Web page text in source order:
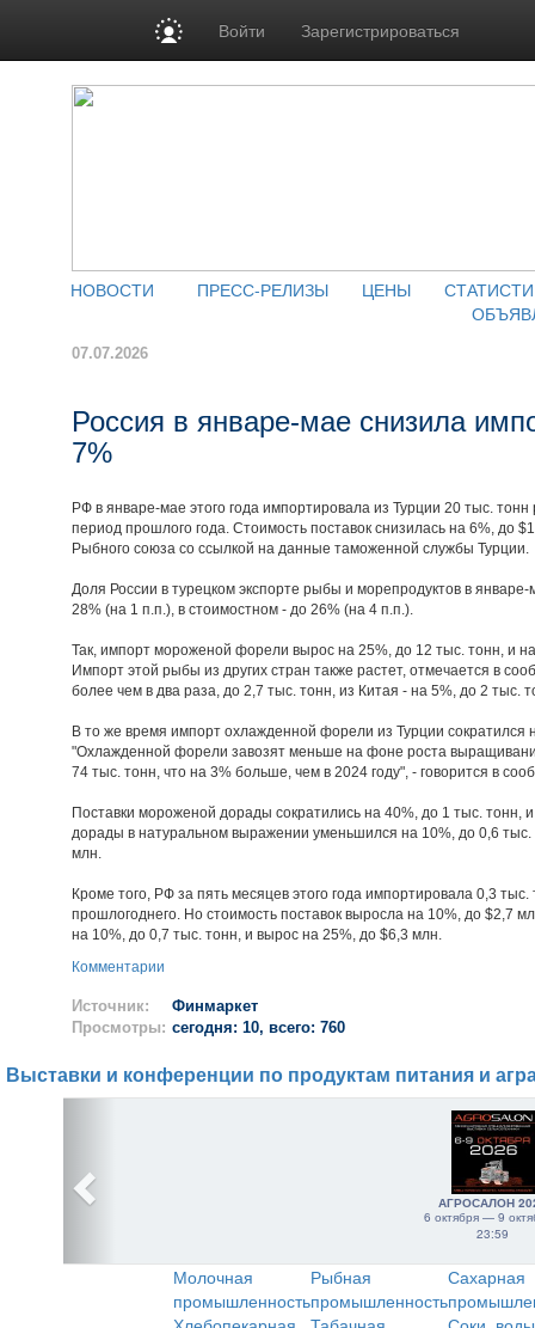
Войти Зарегистрироваться
НОВОСТИ ПРЕСС-РЕЛИЗЫ ЦЕНЫ
07.07.2026
Россия в январе-мае снизила
7%
РФ в январе-мае этого года импортировала из Турции 20 тыс.
период прошлого года. Стоимость поставок снизилась на 6%, до
Рыбного союза со ссылкой на данные таможенной службы Турции.
Доля России в турецком экспорте рыбы и морепродуктов в
28% (на 1 п.п.), в стоимостном - до 26% (на 4 п.п.).
Так, импорт мороженой форели вырос на 25%, до 12 тыс. тонн, и
Импорт этой рыбы из других стран также растет, отмечается в
более чем в два раза, до 2,7 тыс. тонн, из Китая - на 5%, до 2 тыс.
В то же время импорт охлажденной форели из Турции сократился
"Охлажденной форели завозят меньше на фоне роста
74 тыс. тонн, что на 3% больше, чем в 2024 году", - говорится в
Поставки мороженой дорады сократились на 40%, до 1 тыс.
дорады в натуральном выражении уменьшился на 10%, до 0,6 тыс.
млн.
Кроме того, РФ за пять месяцев этого года импортировала 0,3
прошлогоднего. Но стоимость поставок выросла на 10%, до $2,7
на 10%, до 0,7 тыс. тонн, и вырос на 25%, до $6,3 млн.
Комментарии
Источник:
Финмаркет
Просмотры: сегодня: 10, всего: 760
Выставки и конференции по продуктам питания и
АГРОСАЛОН
6 октября — 9
23:59
Молочная
промышленность
Рыбная
промышленность
Сахарная